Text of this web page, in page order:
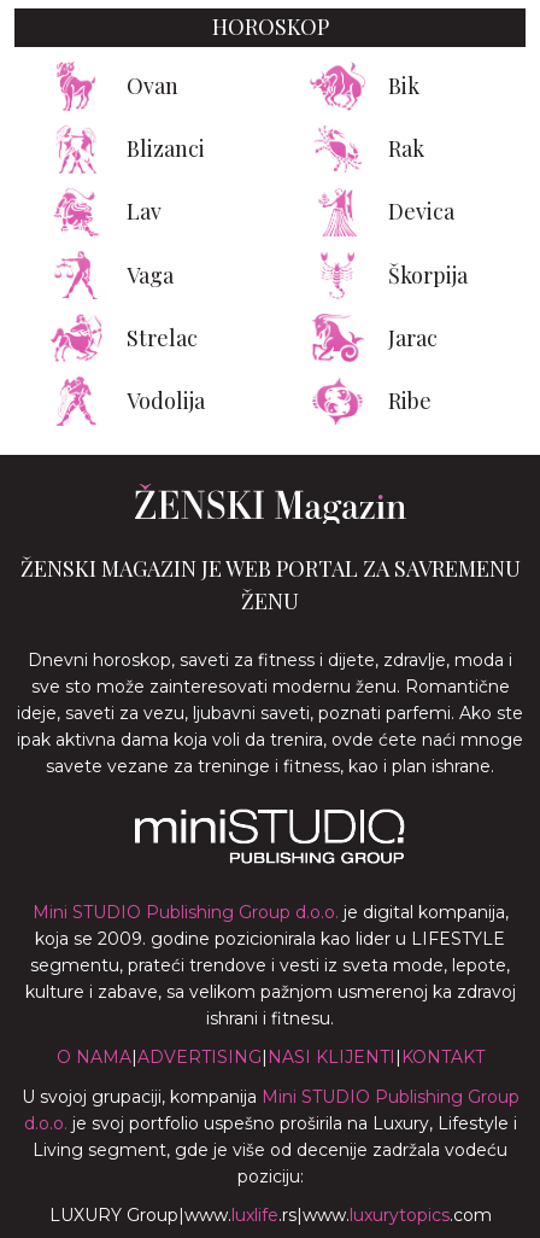
HOROSKOP
Ovan Bik
Blizanci Rak
Lav Devica
Vaga Škorpija
Strelac Jarac
Vodolija Ribe
ŽENSKI MAGAZIN JE WEB PORTAL ZA SAVREMENU
ŽENU
Dnevni horoskop, saveti za fitness i dijete, zdravlje, moda i
sve sto može zainteresovati modernu ženu. Romantične
ideje, saveti za vezu, ljubavni saveti, poznati parfemi. Ako ste
ipak aktivna dama koja voli da trenira, ovde ćete naći mnoge
savete vezane za treninge i fitness, kao i plan ishrane.
Mini STUDIO Publishing Group d.o.o. je digital kompanija,
koja se 2009. godine pozicionirala kao lider u LIFESTYLE
segmentu, prateći trendove i vesti iz sveta mode, lepote,
kulture i zabave, sa velikom pažnjom usmerenoj ka zdravoj
ishrani i fitnesu.
O NAMA| ADVERTISING NASI KLIJENTI
KONTAKT
U svojoj grupaciji, kompanija Mini STUDIO Publishing Group
d.o.o. je svoj portfolio uspešno proširila na Luxury, Lifestyle i
Living segment, gde je više od decenije zadržala vodeću
poziciju:
LUXURY Group www. luxlife.rs| www. luxurytopics.com